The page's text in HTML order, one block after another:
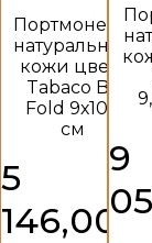
Портмоне из
натуральной
кожи цвета
Tabaco Bi-
Fold 9х10,5
см
5
146,00₽
можно
выбрать
на
странице
товара.
9
на